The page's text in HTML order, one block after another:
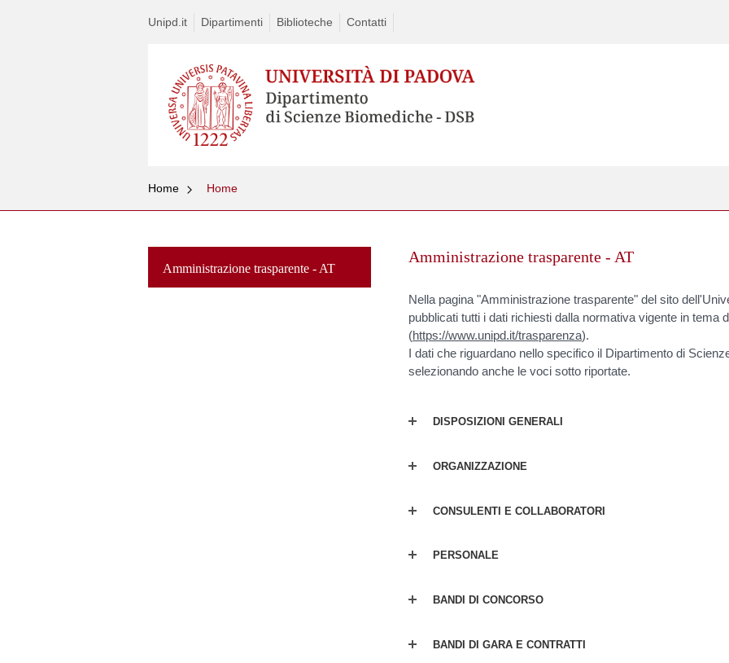
Unipd.it Dipartimenti Biblioteche Contatti
Home Home
Amministrazione trasparente - AT
to
Amministrazione trasparente - AT
Nella pagina "Amministrazione trasparente" del sito
pubblicati tutti i dati richiesti dalla normativa vigente in tema
(https://www.unipd.it/trasparenza).
I dati che riguardano nello specifico il Dipartimento di
selezionando anche le voci sotto riportate.
DISPOSIZIONI GENERALI
ORGANIZZAZIONE
CONSULENTI E COLLABORATORI
PERSONALE
BANDI DI CONCORSO
BANDI DI GARA E CONTRATTI